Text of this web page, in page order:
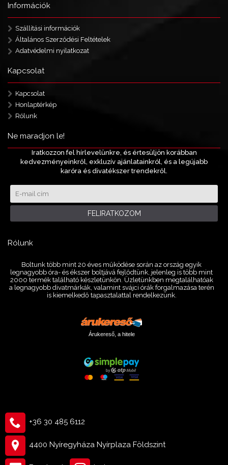
Információk
Szállítási információk
Általános Szerződési Feltételek
Adatvédelmi nyilatkozat
Kapcsolat
Kapcsolat
Honlaptérkép
Rólunk
Ne maradjon le!
Iratkozzon fel hírlevelünkre, és értesüljön korábban
kedvezményeinkről, exkluzív ajánlatainkról, és a legújabb
karóra és divatékszer trendekről.
FELIRATKOZOM
Rólunk
Boltunk több mint 20 éves működése során az ország egyik
legnagyobb óra- és ékszer boltjává fejlődtünk, jelenleg is több mint
2000 termék található készletünkön. Üzletünkben megtalálhatóak
a legnagyobb divatmárkák, valamint svájci órák forgalmazása terén
is kiemelkedő tapasztalattal rendelkezünk.
Árukereső, a hitele
+36 30 485 6112
4400 Nyíregyháza Nyírplaza Földszint